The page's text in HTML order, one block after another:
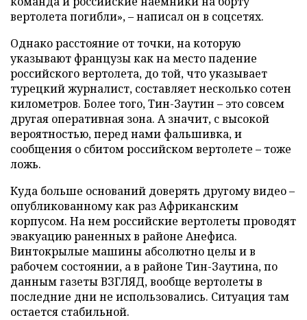
вертолета погибли», – написал он в соцсетях.
Однако расстояние от точки, на которую
указывают французы как на место падение
российского вертолета, до той, что указывает
турецкий журналист, составляет несколько сотен
километров. Более того, Тин-Заутин – это совсем
другая оперативная зона. А значит, с высокой
вероятностью, перед нами фальшивка, и
сообщения о сбитом российском вертолете – тоже
ложь.
Куда больше оснований доверять другому видео –
опубликованному как раз Африканским
корпусом. На нем российские вертолеты проводят
эвакуацию раненных в районе Анефиса.
Винтокрылые машины абсолютно целы и в
рабочем состоянии, а в районе Тин-Заутина, по
данным газеты ВЗГЛЯД, вообще вертолеты в
последние дни не использовались. Ситуация там
остается стабильной.